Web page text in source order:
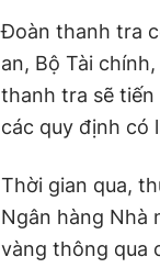
Đoàn thanh tra
an, Bộ Tài
thanh tra sẽ
các quy định có
Thời gian qua,
Ngân hàng Nhà
vàng thông qua